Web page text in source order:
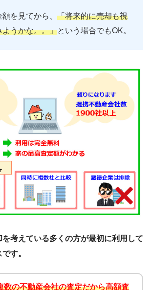
額を見てから、「将来的に売却も視
うかな。。」という場合でもOK。
考えている多くの方が最初に利用して
す。
数の不動産会社の査定だから高額査